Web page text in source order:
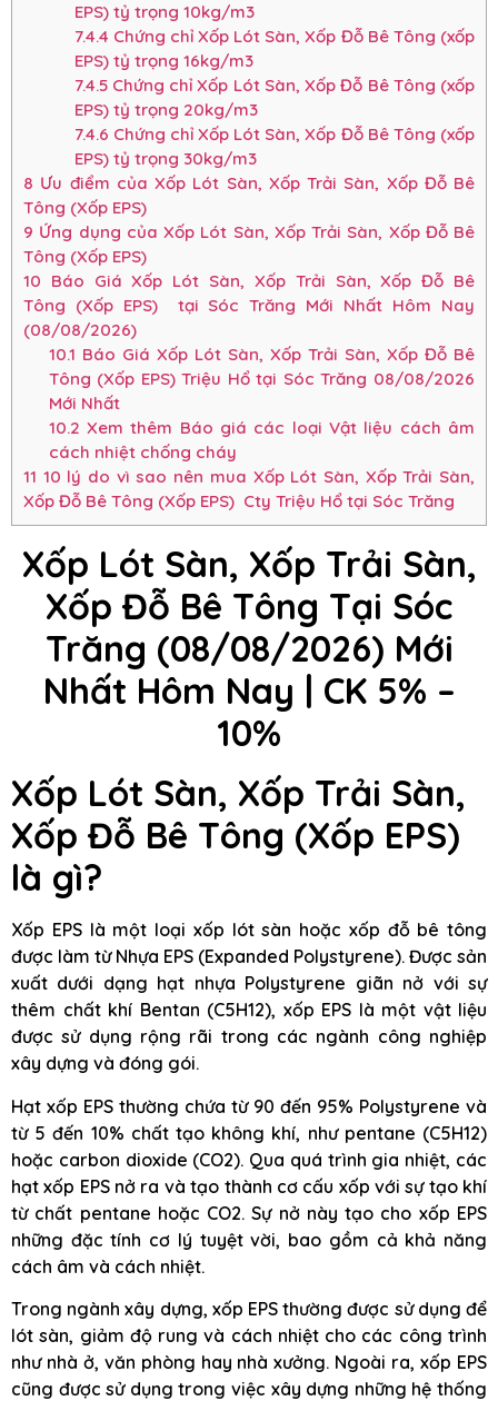
EPS) tỷ trọng 10kg/m3
7.4.4 Chứng chỉ Xốp Lót Sàn, Xốp Đỗ Bê Tông (xốp
EPS) tỷ trọng 16kg/m3
7.4.5Chứng chỉ Xốp Lót Sàn, Xốp Đỗ Bê Tông (xốp
EPS) tỷ trọng 20kg/m3
7.4.6 Chứng chỉ Xốp Lót Sàn, Xốp Đỗ Bê Tông (xốp
EPS) tỷ trọng 30kg/m3
8 Ưu điểm của Xốp Lót Sàn, Xốp Trải Sàn, Xốp Đỗ Bê
Tông (Xốp EPS)
9 Ứng dụng của Xốp Lót Sàn, Xốp Trải Sàn, Xốp Đỗ Bê
Tông (Xốp EPS)
10 Báo Giá Xốp Lót Sàn, Xốp Trải Sàn, Xốp Đỗ Bê
Tông (Xốp EPS) tại Sóc Trăng Mới Nhất Hôm Nay
(08/08/2026)
10.1 Báo Giá Xốp Lót Sàn, Xốp Trải Sàn, Xốp Đỗ Bê
Tông (Xốp EPS) Triệu Hổ tại Sóc Trăng 08/08/2026
Mới Nhất
10.2 Xem thêm Báo giá các loại Vật liệu cách âm
cách nhiệt chống cháy
11 10 lý do vì sao nên mua Xốp Lót Sàn, Xốp Trải Sàn,
Xốp Đỗ Bê Tông (Xốp EPS) Cty Triệu Hổ tại Sóc Trăng
Xốp Lót Sàn, Xốp Trải Sàn,
Xốp Đỗ Bê Tông Tại Sóc
Trăng (08/08/2026) Mới
Nhất Hôm Nay | CK 5% –
10%
Xốp Lót Sàn, Xốp Trải Sàn,
Xốp Đỗ Bê Tông (Xốp EPS)
là gì?
Xốp EPS là một loại xốp lót sàn hoặc xốp đỗ bê tông
được làm từ Nhựa EPS (Expanded Polystyrene). Được sản
xuất dưới dạng hạt nhựa Polystyrene giãn nở với sự
thêm chất khí Bentan (C5H12), xốp EPS là một vật liệu
được sử dụng rộng rãi trong các ngành công nghiệp
xây dựng và đóng gói.
Hạt xốp EPS thường chứa từ 90 đến 95% Polystyrene và
từ 5 đến 10% chất tạo không khí, như pentane (C5H12)
hoặc carbon dioxide (CO2). Qua quá trình gia nhiệt, các
hạt xốp EPS nở ra và tạo thành cơ cấu xốp với sự tạo khí
từ chất pentane hoặc CO2. Sự nở này tạo cho xốp EPS
những đặc tính cơ lý tuyệt vời, bao gồm cả khả năng
cách âm và cách nhiệt.
Trong ngành xây dựng, xốp EPS thường được sử dụng để
lót sàn, giảm độ rung và cách nhiệt cho các công trình
như nhà ở, văn phòng hay nhà xưởng. Ngoài ra, xốp EPS
cũng được sử dụng trong việc xây dựng những hệ thống